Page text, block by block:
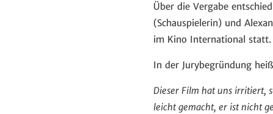
Über die Vergabe
(Schauspielerin) und
im Kino International statt.
In der Jurybegründung
Dieser Film hat uns irritiert,
leicht gemacht, er ist nicht